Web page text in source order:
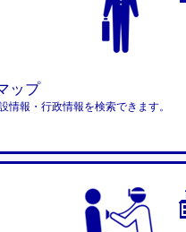
ップ
情報・行政情報を検索できます。